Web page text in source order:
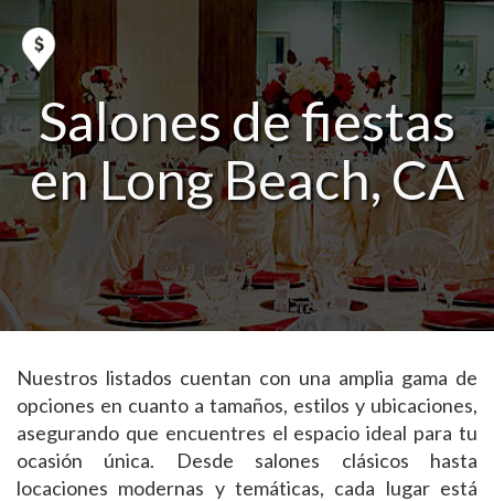
Salones de fiestas
en Long Beach, CA
Nuestros listados cuentan con una amplia gama de
opciones en cuanto a tamaños, estilos y ubicaciones,
asegurando que encuentres el espacio ideal para tu
ocasión única. Desde salones clásicos hasta
locaciones modernas y temáticas, cada lugar está